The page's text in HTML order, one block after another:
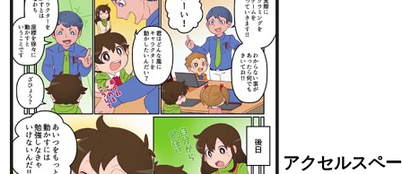
アクセルスペ